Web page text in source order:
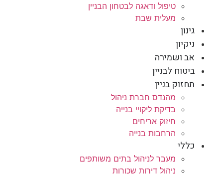
טיפול ודאגה לבטחון הבניין
מעלית שבת
גינון
ניקיון
אב ושמירה
ביטוח לבניין
תחזוק בניין
מהנדס חברת ניהול
בדיקת ליקויי בנייה
חיזוק אריחים
הרחבות בנייה
כללי
מעבר לניהול בתים משותפים
ניהול דירות שכורות